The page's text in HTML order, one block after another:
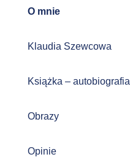
O mnie
Klaudia Szewcowa
Książka – autobiografia
Obrazy
Opinie